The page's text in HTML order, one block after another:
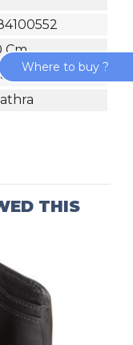
Cm
THIS
Where to buy ?